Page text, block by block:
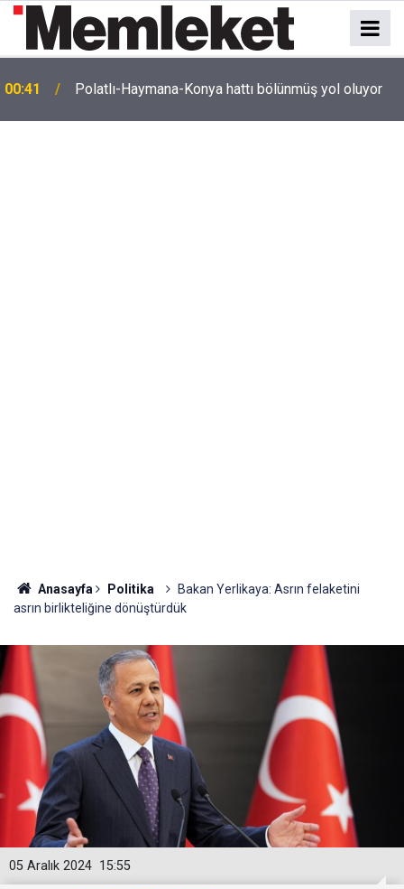
00:41 Polatlı-Haymana-Konya hattı bölünmüş yol oluyor
Anasayfa Politika
Bakan Yerlikaya: Asrın felaketini
asrın birlikteliğine dönüştürdük
15:55
05 Aralık 2024